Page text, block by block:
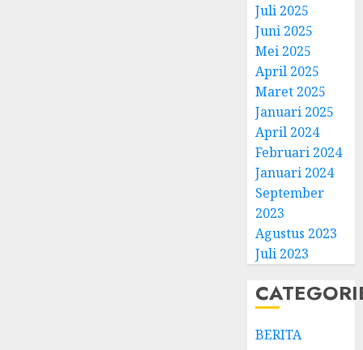
Juli 2025
Juni 2025
Mei 2025
April 2025
Maret 2025
Januari 2025
April 2024
Februari 2024
Januari 2024
September
2023
Agustus 2023
Juli 2023
BERITA
3
Natal
BKSG
Tegal
di
11, 2026
4
Samuel
Adi
dan